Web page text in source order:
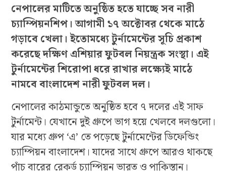
নেপালের মাটিতে অনুষ্ঠিত হতে যাচ্ছে সব নারী
চ্যাম্পিয়নশিপ। আগামী ১৭ অক্টোবর থেকে মাঠে
গড়াবে খেলা। ইতোমধ্যে টুর্নামেন্টের সূচি প্রকাশ
করেছে দক্ষিণ এশিয়ার ফুটবল নিয়ন্ত্রক সংস্থা। এই
টুর্নামেন্টের শিরোপা ধরে রাখার লক্ষ্যেই মাঠে
নামবে বাংলাদেশ নারী ফুটবল দল।
নেপালের কাঠমান্ডুতে অনুষ্ঠিত হবে ৭ দলের এই সাফ
টুর্নামেন্ট। যেখানে দুই গ্রুপে ভাগ হয়ে খেলবে দলগুলো।
যার মধ্যে গ্রুপ ‘এ’ তে পড়েছে টুর্নামেন্টের ডিফেন্ডিং
চ্যাম্পিয়ন বাংলাদেশ। যাদের সাথে গ্রুপে আরও থাকছে
পাঁচ বারের রেকর্ড চ্যাম্পিয়ন ভারত ও পাকিস্তান।